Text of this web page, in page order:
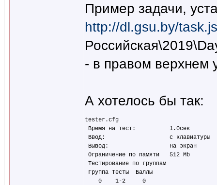
Пример задачи,
http://dl.gsu.by/
- в правом верхнем
А хотелось бы так:
tester.cfg
Время на тест:          1.0сек
Ввод:                   с клавиатуры
Вывод:                  на экран
Ограничение по памяти   512 Mb
Тестирование по группам
Группа Тесты  Баллы
    0    1-2     0